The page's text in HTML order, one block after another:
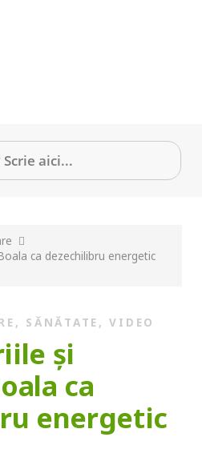
ca dezechilibru energetic
, SĂNĂTATE ,VIDEO
și
ca
energetic